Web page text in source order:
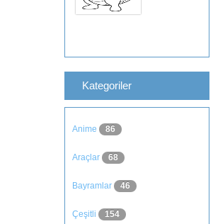
Kategoriler
Anime 86
Araçlar 68
Bayramlar 46
Çeşitli 154